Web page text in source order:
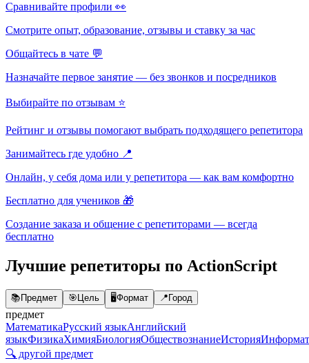
Сравнивайте профили 👀
Смотрите опыт, образование, отзывы и ставку за час
Общайтесь в чате 💬
Назначайте первое занятие — без звонков и посредников
Выбирайте по отзывам ⭐
Рейтинг и отзывы помогают выбрать подходящего репетитора
Занимайтесь где удобно 📍
Онлайн, у себя дома или у репетитора — как вам комфортно
Бесплатно для учеников 🎁
Создание заказа и общение с репетиторами — всегда
бесплатно
Лучшие репетиторы по ActionScript
📚Предмет 🎯Цель 🖥️Формат 📍Город
предмет
МатематикаРусский языкАнглийский
языкФизикаХимияБиологияОбществознаниеИстория
🔍 другой предмет